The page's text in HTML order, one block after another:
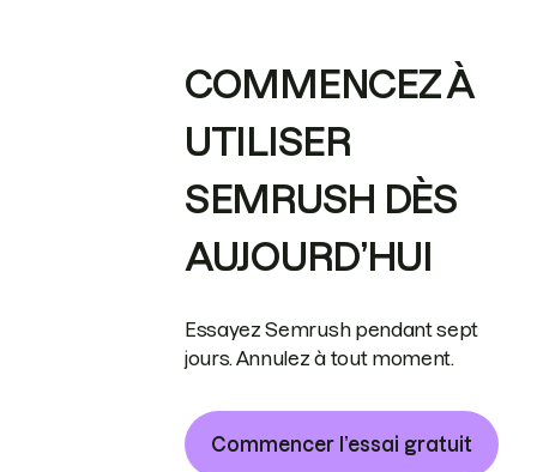
COMMENCEZ À
UTILISER
SEMRUSH DÈS
AUJOURD’HUI
Essayez Semrush pendant sept
jours. Annulez à tout moment.
Commencer l’essai gratuit